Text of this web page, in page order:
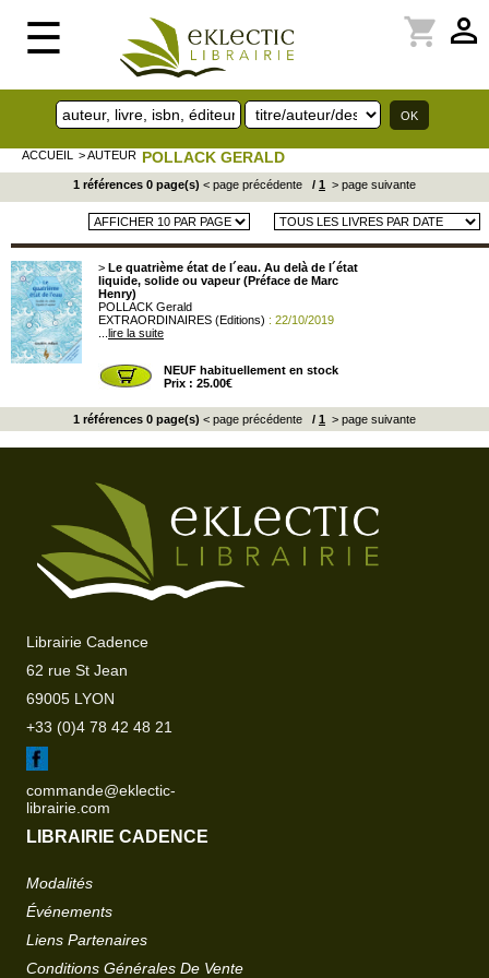
☰ perm_identity
shopping_cart
ACCUEIL > AUTEUR POLLACK GERALD
1 références 0 page(s) < page précédente / 1 > page suivante
> Le quatrième état de l´eau. Au delà de l´état
liquide, solide ou vapeur (Préface de Marc
Henry)
POLLACK Gerald
EXTRAORDINAIRES (Editions) : 22/10/2019
lire la suite
NEUF habituellement en stock
Prix : 25.00€
1 références 0 page(s) < page précédente / 1 > page suivante
Librairie Cadence
62 rue St Jean
69005 LYON
+33 (0)4 78 42 48 21
commande@eklectic-
librairie.com
LIBRAIRIE CADENCE
Modalités
Événements
Liens Partenaires
Conditions Générales De Vente